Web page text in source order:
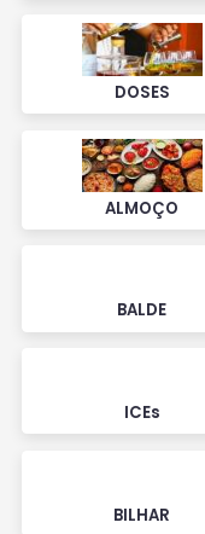
DOSES
ALMOÇO
BALDE
ICEs
BILHAR